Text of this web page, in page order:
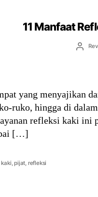
11 Manfaat
Post
yang menyajikan
ruko, hingga di
refleksi kaki ini
[…]
kaki,pijat, refleksi